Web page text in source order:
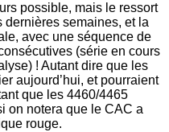
possible, mais le ressort
dernières semaines, et la
avec une séquence de
(série en cours
! Autant dire que les
aujourd’hui, et pourraient
que les 4460/4465
on notera que le CAC a
rouge.